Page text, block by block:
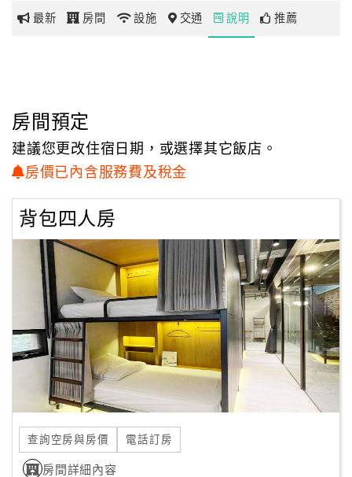
玩
地
圖
顧
務
意
度
訂
單
管
理
最新 房間 設施 交通 說明 推薦
房間預定
建議您更改住宿日期，或選擇其它飯店。
房價已內含服務費及稅金
背包四人房
查詢空房與房價 電話訂房
房間詳細內容